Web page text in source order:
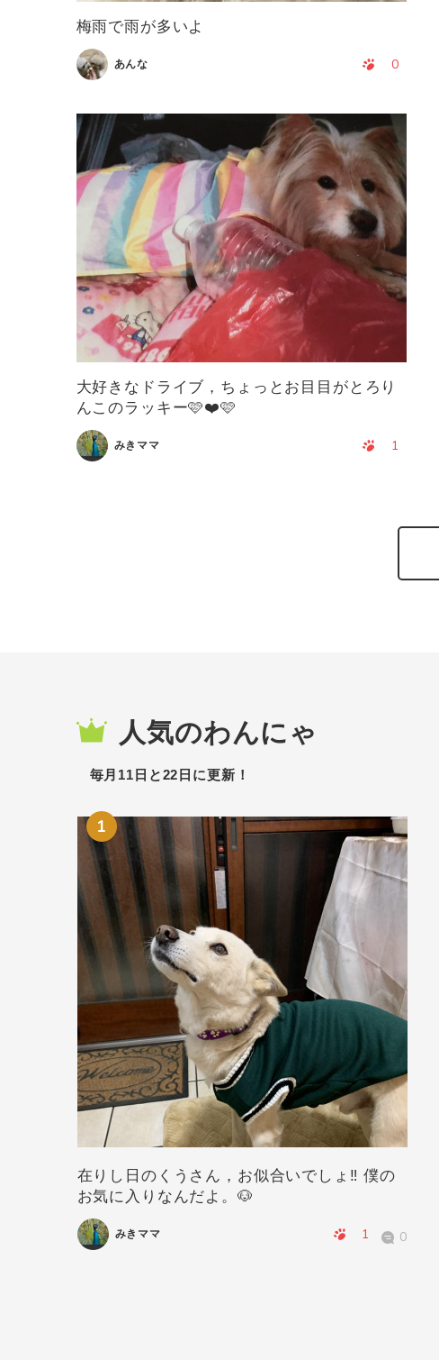
梅雨で雨が多いよ
あんな 0
大好きなドライブ，ちょっとお目目がとろり
んこのラッキー🩷❤️🩷
みきママ 1
人気のわんにゃ
毎月11日と22日に更新！
1
在りし日のくうさん，お似合いでしょ‼️ 僕の
お気に入りなんだよ。🐶
みきママ 1 0